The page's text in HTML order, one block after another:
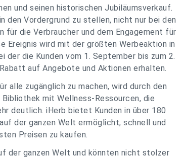
und seinen historischen Jubiläumsverkauf.
den Vordergrund zu stellen, nicht nur bei den
für die Verbraucher und dem Engagement für
wird mit der größten Werbeaktion in
die Kunden vom 1. September bis zum 2.
auf Angebote und Aktionen erhalten.
alle zugänglich zu machen, wird durch den
mit Wellness-Ressourcen, die
deutlich. iHerb bietet Kunden in über 180
der ganzen Welt ermöglicht, schnell und
Preisen zu kaufen.
der ganzen Welt und könnten nicht stolzer